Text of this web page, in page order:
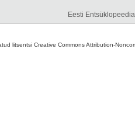
Eesti
litsentsi Creative Commons Attribution-